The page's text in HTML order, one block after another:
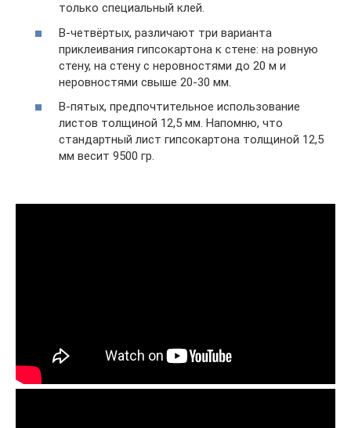
только специальный клей.
В-четвёртых, различают три варианта
приклеивания гипсокартона к стене: на ровную
стену, на стену с неровностями до 20 м и
неровностями свыше 20-30 мм.
В-пятых, предпочтительное использование
листов толщиной 12,5 мм. Напомню, что
стандартный лист гипсокартона толщиной 12,5
мм весит 9500 гр.